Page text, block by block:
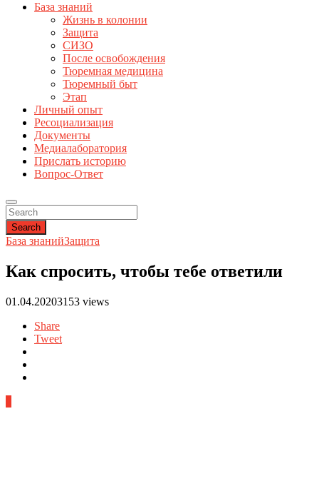
База знаний
Жизнь в колонии
Защита
СИЗО
После освобождения
Тюремная медицина
Тюремный быт
Этап
Личный опыт
Ресоциализация
Документы
Медиалаборатория
Прислать историю
Вопрос-Ответ
Search
База знанийЗащита
Как спросить, чтобы тебе ответили
01.04.20203153 views
Share
Tweet